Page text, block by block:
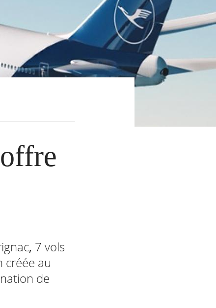
, 7 vols
créée au
de